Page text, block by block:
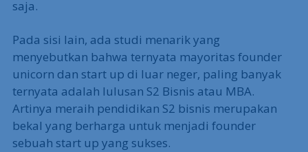
saja.
Pada sisi lain, ada studi menarik yang
menyebutkan bahwa ternyata mayoritas founder
unicorn dan start up di luar neger, paling banyak
ternyata adalah lulusan S2 Bisnis atau MBA.
Artinya meraih pendidikan S2 bisnis merupakan
bekal yang berharga untuk menjadi founder
sebuah start up yang sukses.